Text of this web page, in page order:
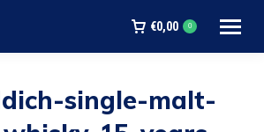
€0,00 0
single-malt-